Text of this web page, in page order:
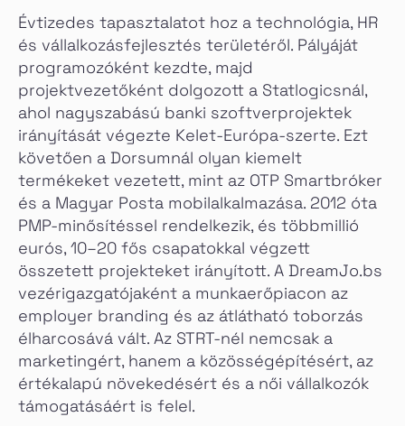
Évtizedes tapasztalatot hoz a technológia, HR
és vállalkozásfejlesztés területéről. Pályáját
programozóként kezdte, majd
projektvezetőként dolgozott a Statlogicsnál,
ahol nagyszabású banki szoftverprojektek
irányítását végezte Kelet-Európa-szerte. Ezt
követően a Dorsumnál olyan kiemelt
termékeket vezetett, mint az OTP Smartbróker
és a Magyar Posta mobilalkalmazása. 2012 óta
PMP-minősítéssel rendelkezik, és többmillió
eurós, 10–20 fős csapatokkal végzett
összetett projekteket irányított. A DreamJo.bs
vezérigazgatójaként a munkaerőpiacon az
employer branding és az átlátható toborzás
élharcosává vált. Az STRT-nél nemcsak a
marketingért, hanem a közösségépítésért, az
értékalapú növekedésért és a női vállalkozók
támogatásáért is felel.